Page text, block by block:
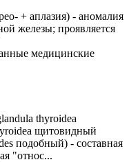
+ аплазия) - аномалия
железы; проявляется
медицинские
thyroidea
щитовидный
подобный) - составная
"относ...